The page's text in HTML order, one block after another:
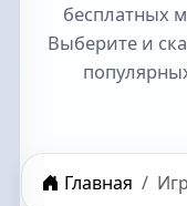
бесплатных
Выберите и
Главная